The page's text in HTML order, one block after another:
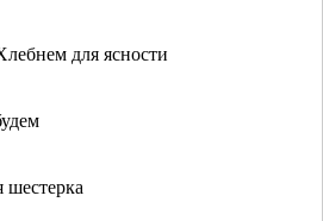
для ясности